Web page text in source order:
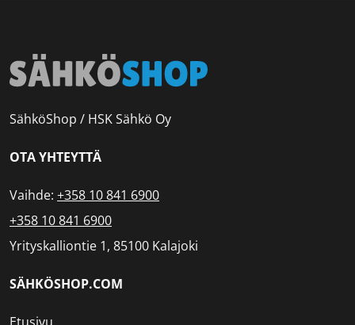
SähköShop / HSK Sähkö Oy
OTA YHTEYTTÄ
Vaihde: +358 10 841 6900
+358 10 841 6900
Yrityskalliontie 1, 85100 Kalajoki
SÄHKÖSHOP.COM